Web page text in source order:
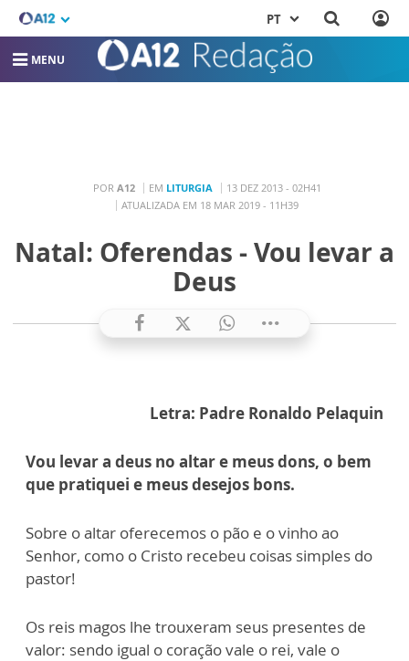
PT
MENU
POR A12 EM LITURGIA
13 DEZ 2013 - 02H41
ATUALIZADA EM 18 MAR 2019 - 11H39
Natal: Oferendas - Vou levar a
Deus
Letra: Padre Ronaldo Pelaquin
Vou levar a deus no altar e meus dons, o bem
que pratiquei e meus desejos bons.
Sobre o altar oferecemos o pão e o vinho ao
Senhor, como o Cristo recebeu coisas simples do
pastor!
Os reis magos lhe trouxeram seus presentes de
valor: sendo igual o coração vale o rei, vale o